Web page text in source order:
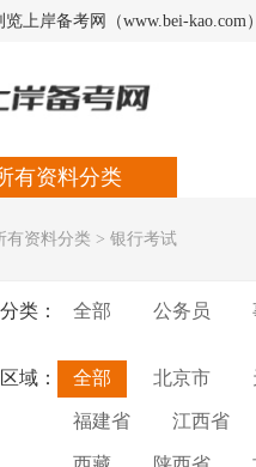
览上岸备考网（www.bei-
有资料分类
有资料分类 > 银行考试
类： 全部 公务员
域： 全部 北京市
福建省 江西省